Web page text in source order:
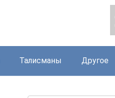
Талисманы Другое